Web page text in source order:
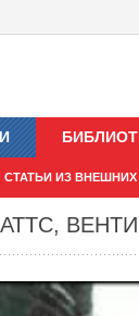
СТАТЬИ ИЗ